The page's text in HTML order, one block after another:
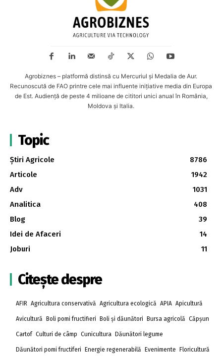
Agrobiznes – platformă distinsă cu Mercuriul și Medalia de Aur.
Recunoscută de FAO printre cele mai influente inițiative media din Europa
de Est. Audiență de peste 4 milioane de cititori unici anual în România,
Moldova și Italia.
Topic
Știri Agricole
8786
Articole
1942
Adv
1031
Analitica
408
Blog
39
Idei de Afaceri
14
Joburi
11
Citește despre
AFIR Agricultura conservativă Agricultura ecologică APIA Apicultură
Avicultură Boli pomi fructifieri Boli și dăunători Bursa agricolă Căpșun
Cartof Culturi de câmp Cunicultura Dăunători legume
Dăunători pomi fructiferi Energie regenerabilă Evenimente Floricultură